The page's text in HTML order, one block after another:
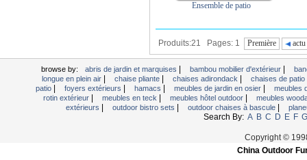
Ensemble de patio
Produits:21 Pages: 1 Première actu
browse by: abris de jardin et marquises bambou mobilier d'extérieur
longue en plein air
chaise pliante chaises adirondack
chaises de
patio
foyers extérieurs hamacs meubles de jardin en osier
meubles
rotin extérieur
meubles en teck meubles hôtel outdoor
meubles
extérieurs
outdoor bistro sets outdoor chaises à bascule
Search By: A B C D E F G
Copyright ©
China Outdoor